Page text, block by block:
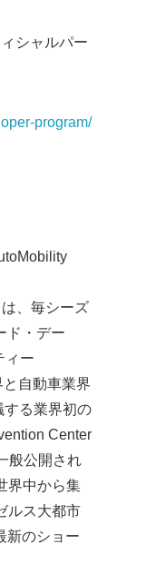
シャルパー
program/
、毎シーズ
ド・デー
ィー
自動車業界
する業界初の
Center
般公開され
界中から集
ルス大都市
新のショー